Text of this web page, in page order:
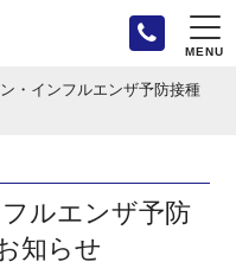
MENU
・インフルエンザ予防接種
ルエンザ予防
知らせ